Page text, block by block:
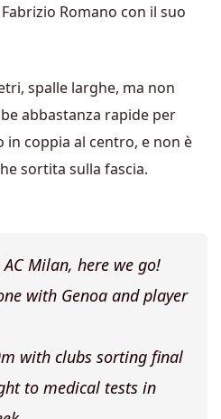
Romano con il suo
spalle larghe, ma non
abbastanza rapide per
in coppia al centro, e non è
sortita sulla fascia.
with Genoa and player
with clubs sorting final
to medical tests in